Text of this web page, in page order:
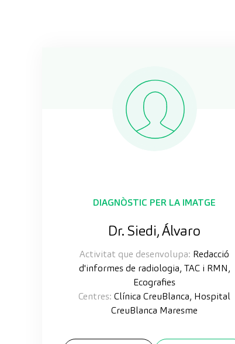
DIAGNÒSTIC PER LA IMATGE
Dr. Siedi, Álvaro
Activitat que desenvolupa: Redacció
d'informes de radiologia, TAC i RMN,
Ecografies
Centres: Clínica CreuBlanca, Hospital
CreuBlanca Maresme